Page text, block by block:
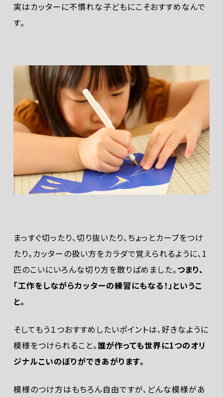
実はカッターに不慣れな子どもにこそおすすめなんで
す。
まっすぐ切ったり、切り抜いたり、ちょっとカーブをつけ
たり。カッターの扱い方をカラダで覚えられるように、1
匹のこいにいろんな切り方を散りばめました。つまり、
「工作をしながらカッターの練習にもなる！」というこ
と。
そしてもう１つおすすめしたいポイントは、好きなように
模様をつけられること。誰が作っても世界に1つのオリ
ジナルこいのぼりができあがります。
模様のつけ方はもちろん自由ですが、どんな模様があ